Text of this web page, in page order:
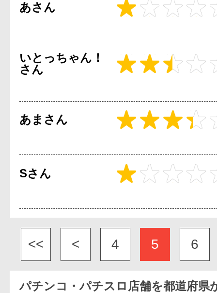
あさん
いとっちゃん！
さん
あまさん
Sさん
<< < 4 5 6
パチンコ・パチスロ店舗を都道府県